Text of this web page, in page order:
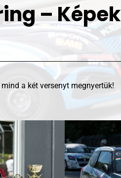
– Képek
a két versenyt megnyertük!